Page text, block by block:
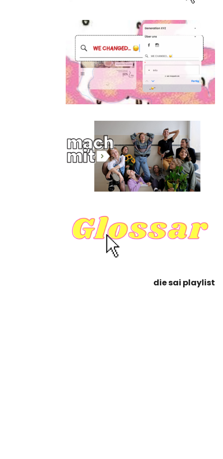
die sai playlist